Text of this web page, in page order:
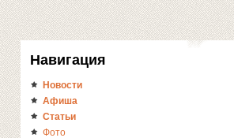
Навигация
Новости
Афиша
Статьи
Фото